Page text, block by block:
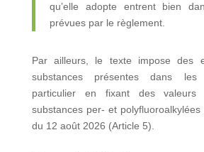
qu’elle adopte entrent bien
prévues par le règlement.
Par ailleurs, le texte impose des
substances présentes dans les
particulier en fixant des
substances per- et
du 12 août 2026 (Article 5).